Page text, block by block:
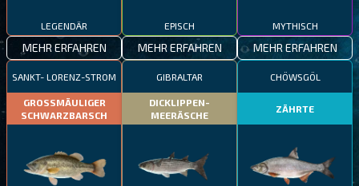
LEGENDÄR
MEHR ERFAHREN
EPISCH
MEHR ERFAHREN
MYTHISCH
MEHR ERFAHREN
SANKT- LORENZ-STROM
GROSSMÄULIGER
SCHWARZBARSCH
GIBRALTAR
DICKLIPPEN-
MEERÄSCHE
CHÖWSGÖL
ZÄHRTE